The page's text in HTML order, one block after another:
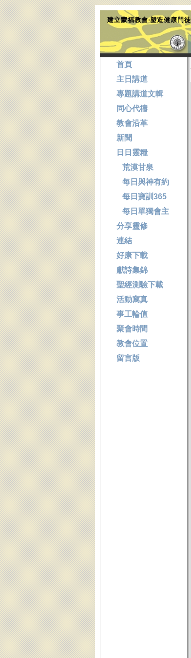
建立蒙福教會‧塑造健康門徒
首頁
主日講道
專題講道文輯
同心代禱
教會沿革
新聞
日日靈糧
荒漠甘泉
每日與神有約
每日寶訓365
每日單獨會主
分享靈修
連結
好康下載
獻詩集錦
聖經測驗下載
活動寫真
事工輪值
聚會時間
教會位置
留言版